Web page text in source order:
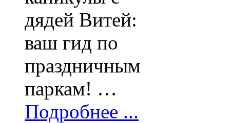
дядей Витей:
ваш гид по
праздничным
паркам! …
Подробнее ...